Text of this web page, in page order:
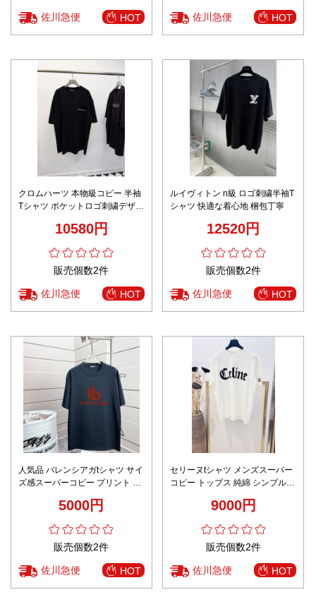
佐川急便 HOT 佐川急便 HOT
クロムハーツ 本物級コピー 半袖
Tシャツ ポケットロゴ刺繍デザイ
10580円
販売個数2件
佐川急便 HOT
ルイヴィトン n級 ロゴ刺繍半袖T
シャツ 快適な着心地 梱包丁寧
12520円
販売個数2件
佐川急便 HOT
人気品 バレンシアガtシャツ サイ
ズ感スーパーコピー プリント 男
5000円
販売個数2件
佐川急便 HOT
セリーヌtシャツ メンズスーパー
コピー トップス 純綿 シンプル
9000円
販売個数2件
佐川急便 HOT